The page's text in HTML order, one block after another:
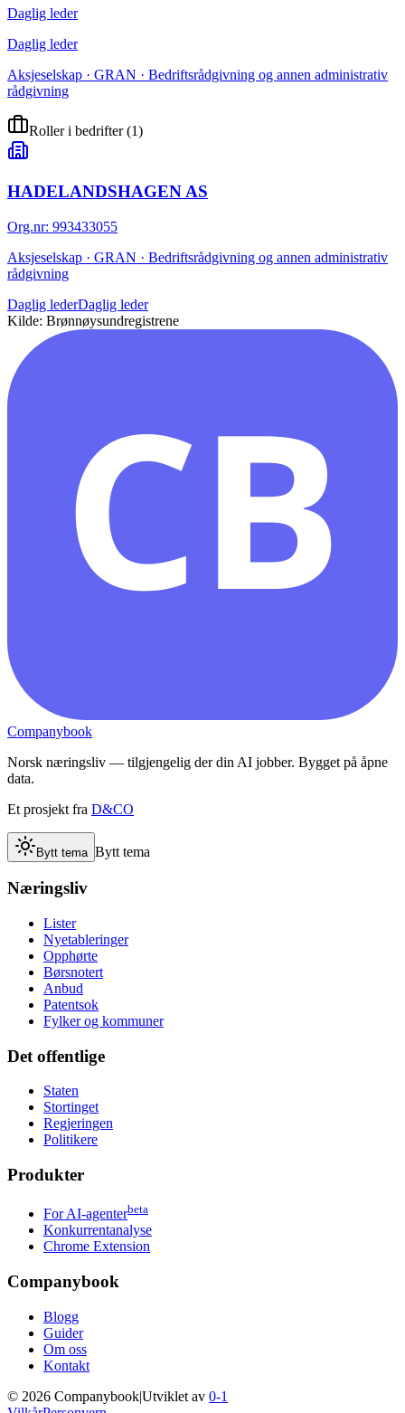
Daglig leder
Daglig leder
Aksjeselskap · GRAN · Bedriftsrådgivning og annen administrativ
rådgivning
Roller i bedrifter(1)
HADELANDSHAGEN AS
Org.nr: 993433055
Aksjeselskap · GRAN · Bedriftsrådgivning og annen administrativ
rådgivning
Daglig lederDaglig leder
Kilde: Brønnøysundregistrene
CB
Companybook
Norsk næringsliv — tilgjengelig der din AI jobber. Bygget på åpne
data.
Et prosjekt fra D&CO
Bytt tema Bytt tema
Næringsliv
Lister
Nyetableringer
Opphørte
Børsnotert
Anbud
Patentsok
Fylker og kommuner
Det offentlige
Staten
Stortinget
Regjeringen
Politikere
Produkter
For AI-agenterbeta
Konkurrentanalyse
Chrome Extension
Companybook
Blogg
Guider
Om oss
Kontakt
© 2026 Companybook|Utviklet av 0-1